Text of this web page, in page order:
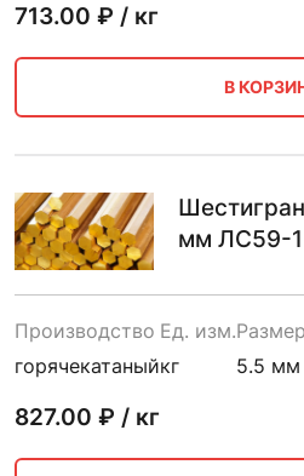
713.00 ₽ / кг
В
мм ЛС59-1
Производство
горячекатаный
Ед. изм.
кг
Размер
5.5 мм
827.00 ₽ / кг